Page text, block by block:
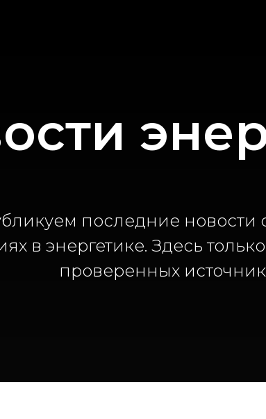
последние новости
в энергетике. Здесь
проверенных